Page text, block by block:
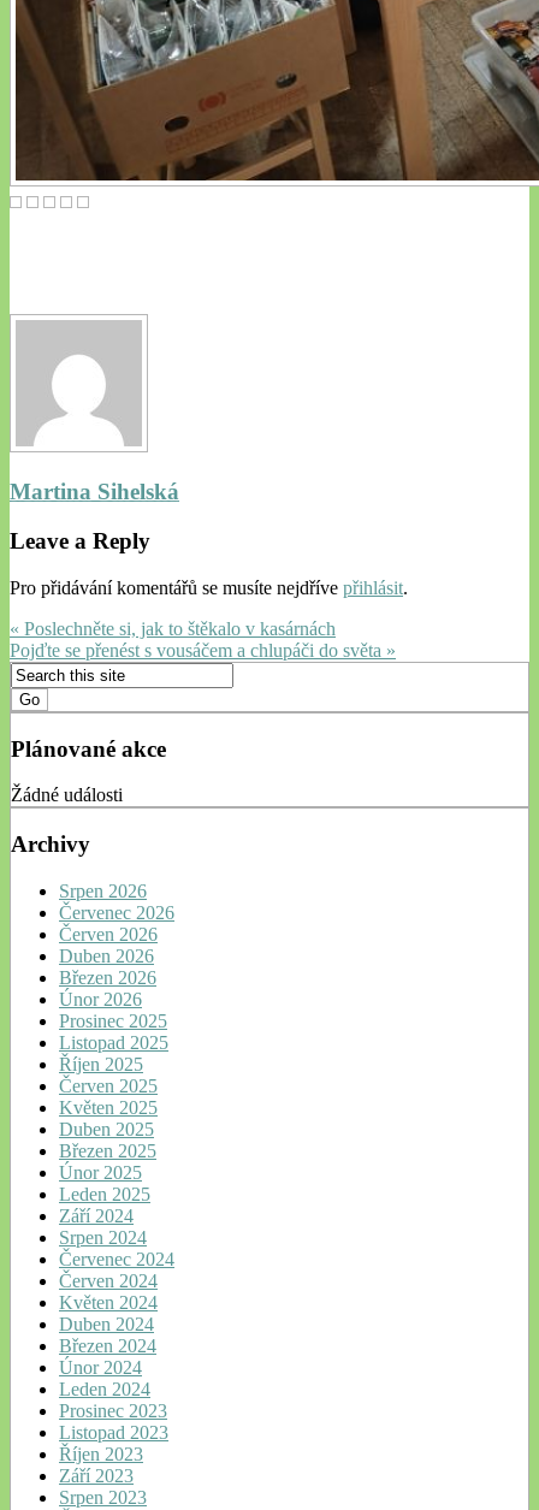
Martina Sihelská
Leave a Reply
Pro přidávání komentářů se musíte nejdříve přihlásit.
« Poslechněte si, jak to štěkalo v kasárnách
Pojďte se přenést s vousáčem a chlupáči do světa »
Plánované akce
Žádné události
Archivy
Srpen 2026
Červenec 2026
Červen 2026
Duben 2026
Březen 2026
Únor 2026
Prosinec 2025
Listopad 2025
Říjen 2025
Červen 2025
Květen 2025
Duben 2025
Březen 2025
Únor 2025
Leden 2025
Září 2024
Srpen 2024
Červenec 2024
Červen 2024
Květen 2024
Duben 2024
Březen 2024
Únor 2024
Leden 2024
Prosinec 2023
Listopad 2023
Říjen 2023
Září 2023
Srpen 2023